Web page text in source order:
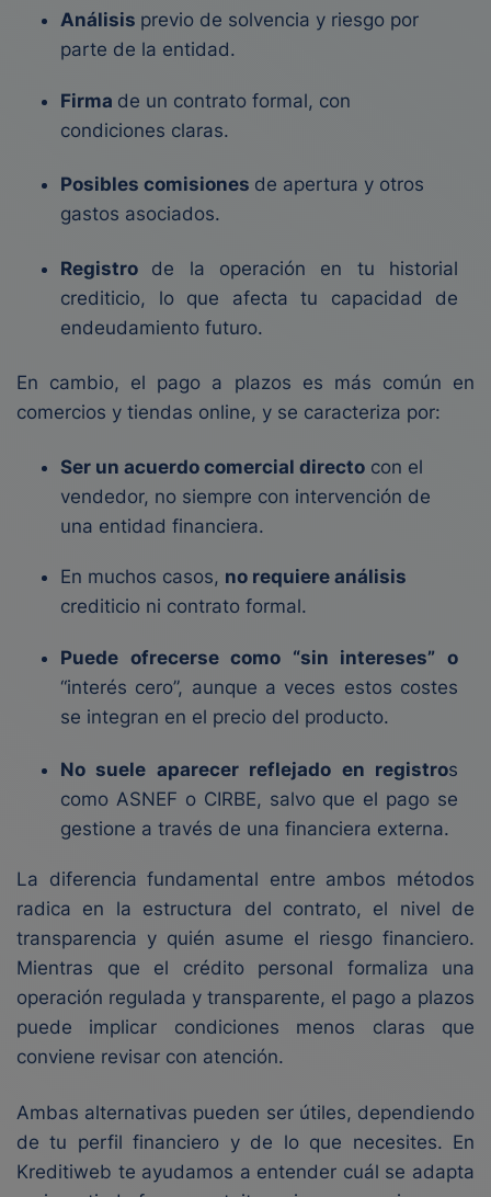
Análisis previo de solvencia y riesgo por
parte de la entidad.
Firma de un contrato formal, con
condiciones claras.
Posibles comisiones de apertura y otros
gastos asociados.
Registro de la operación en tu historial
crediticio, lo que afecta tu capacidad de
endeudamiento futuro.
En cambio, el pago a plazos es más común en
comercios y tiendas online, y se caracteriza por:
Ser un acuerdo comercial directo con el
vendedor, no siempre con intervención de
una entidad financiera.
En muchos casos, no requiere análisis
crediticio ni contrato formal.
Puede ofrecerse como “sin intereses” o
“interés cero”, aunque a veces estos costes
se integran en el precio del producto.
No suele aparecer reflejado en registros
como ASNEF o CIRBE, salvo que el pago se
gestione a través de una financiera externa.
La diferencia fundamental entre ambos métodos
radica en la estructura del contrato, el nivel de
transparencia y quién asume el riesgo financiero.
Mientras que el crédito personal formaliza una
operación regulada y transparente, el pago a plazos
puede implicar condiciones menos claras que
conviene revisar con atención.
Ambas alternativas pueden ser útiles, dependiendo
de tu perfil financiero y de lo que necesites. En
Kreditiweb te ayudamos a entender cuál se adapta